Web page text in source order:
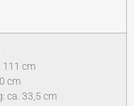
111 cm
cm
ca. 33,5 cm